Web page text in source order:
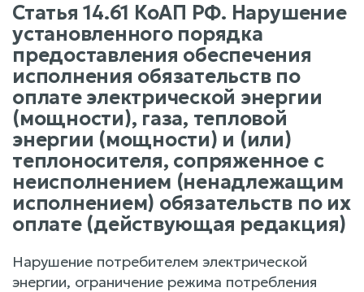
Статья 14.61 КоАП РФ. Нарушение
установленного порядка
предоставления обеспечения
исполнения обязательств по
оплате электрической энергии
(мощности), газа, тепловой
энергии (мощности) и (или)
теплоносителя, сопряженное с
неисполнением (ненадлежащим
исполнением) обязательств по их
оплате (действующая редакция)
Нарушение потребителем электрической
энергии, ограничение режима потребления